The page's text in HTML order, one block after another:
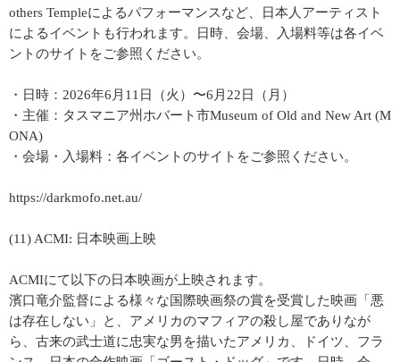
others Templeによるパフォーマンスなど、日本人アーティスト
によるイベントも行われます。日時、会場、入場料等は各イベ
ントのサイトをご参照ください。
・日時：2026年6月11日（火）〜6月22日（月）
・主催：タスマニア州ホバート市Museum of Old and New Art (M
ONA)
・会場・入場料：各イベントのサイトをご参照ください。
https://darkmofo.net.au/
(11) ACMI: 日本映画上映
ACMIにて以下の日本映画が上映されます。
濱口竜介監督による様々な国際映画祭の賞を受賞した映画「悪
は存在しない」と、アメリカのマフィアの殺し屋でありなが
ら、古来の武士道に忠実な男を描いたアメリカ、ドイツ、フラ